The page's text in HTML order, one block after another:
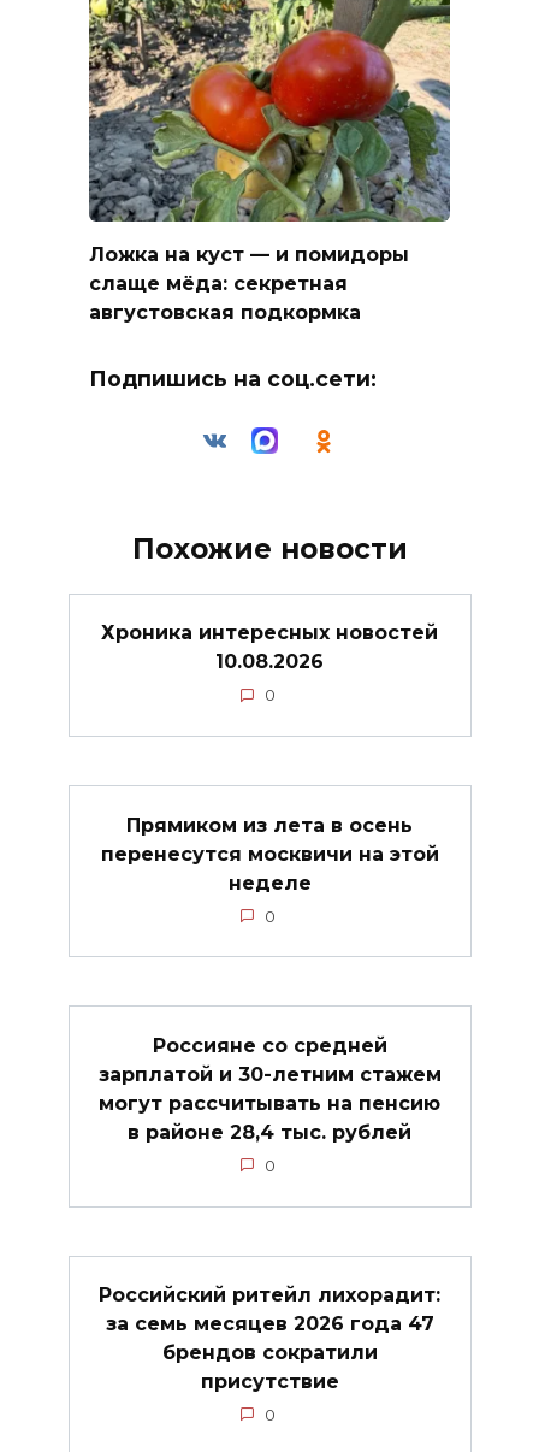
Ложка на куст — и помидоры
слаще мёда: секретная
августовская подкормка
Подпишись на соц.сети:
Похожие новости
Хроника интересных новостей
10.08.2026
0
Прямиком из лета в осень
перенесутся москвичи на этой
неделе
0
Россияне со средней
зарплатой и 30-летним стажем
могут рассчитывать на пенсию
в районе 28,4 тыс. рублей
0
Российский ритейл лихорадит:
за семь месяцев 2026 года 47
брендов сократили
присутствие
0